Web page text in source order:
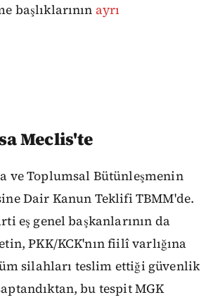
başlıklarının ayrı
Meclis'te
ve Toplumsal Bütünleşmenin
Dair Kanun Teklifi TBMM'de.
eş genel başkanlarının da
PKK/KCK'nın fiilî varlığına
silahları teslim ettiği güvenlik
bu tespit MGK